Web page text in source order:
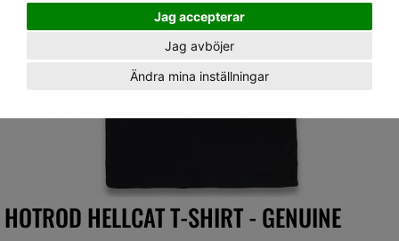
Jag accepterar
Jag avböjer
Ändra mina inställningar
HOTROD HELLCAT T-SHIRT - GENUINE